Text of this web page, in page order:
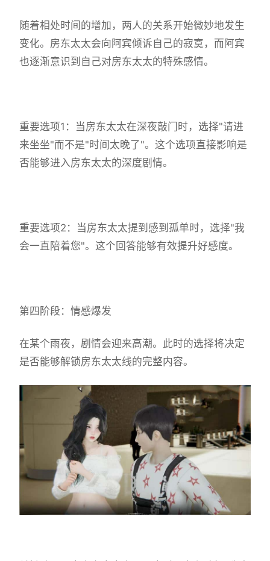
随着相处时间的增加，两人的关系开始微妙地发生
变化。房东太太会向阿宾倾诉自己的寂寞，而阿宾
也逐渐意识到自己对房东太太的特殊感情。
重要选项1：当房东太太在深夜敲门时，选择"请进
来坐坐"而不是"时间太晚了"。这个选项直接影响是
否能够进入房东太太的深度剧情。
重要选项2：当房东太太提到感到孤单时，选择"我
会一直陪着您"。这个回答能够有效提升好感度。
第四阶段：情感爆发
在某个雨夜，剧情会迎来高潮。此时的选择将决定
是否能够解锁房东太太线的完整内容。